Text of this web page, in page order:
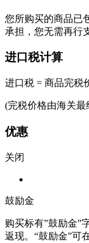
您所购买的商品已
承担，您无需再行
进口税计算
进口税 = 商品完税
(完税价格由海关最
优惠
关闭
鼓励金
购买标有”鼓励金”
返现。“鼓励金”可